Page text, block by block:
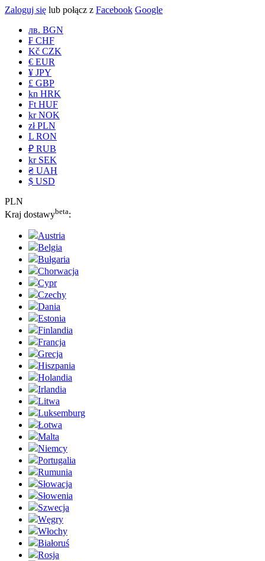
Zaloguj się lub połącz z Facebook Google
лв. BGN
₣ CHF
Kč CZK
€ EUR
¥ JPY
£ GBP
kn HRK
Ft HUF
kr NOK
zł PLN
L RON
₽ RUB
kr SEK
₴ UAH
$ USD
PLN
Kraj dostawybeta:
Austria
Belgia
Bułgaria
Chorwacja
Cypr
Czechy
Dania
Estonia
Finlandia
Francja
Grecja
Hiszpania
Holandia
Irlandia
Litwa
Luksemburg
Łotwa
Malta
Niemcy
Portugalia
Rumunia
Słowacja
Słowenia
Szwecja
Węgry
Włochy
Białoruś
Rosja